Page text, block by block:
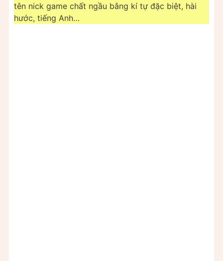
tên nick game chất ngầu bằng kí tự đặc biệt, hài
hước, tiếng Anh…